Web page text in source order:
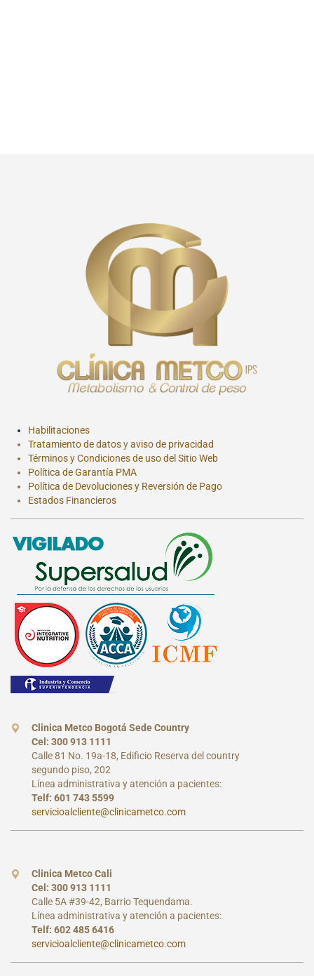
Habilitaciones
Tratamiento de datosyaviso de privacidad
Términos y Condiciones de uso del Sitio Web
Política de Garantía PMA
Política de Devoluciones y Reversión de Pago
Estados Financieros
Clinica Metco Bogotá Sede Country
Cel: 300 913 1111
Calle 81 No. 19a-18, Edificio Reserva del country
segundo piso, 202
Línea administrativa y atención a pacientes:
Telf: 601 743 5599
servicioalcliente@clinicametco.com
Clinica Metco Cali
Cel: 300 913 1111
Calle 5A #39-42, Barrio Tequendama.
Línea administrativa y atención a pacientes:
Telf: 602 485 6416
servicioalcliente@clinicametco.com